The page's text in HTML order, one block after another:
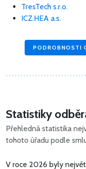
TresTech s.r.o.
ICZ.HEA a.s.
PODROBNOSTI
Statistiky
Přehledná statistika
tohoto úřadu podle
V roce 2026 byly